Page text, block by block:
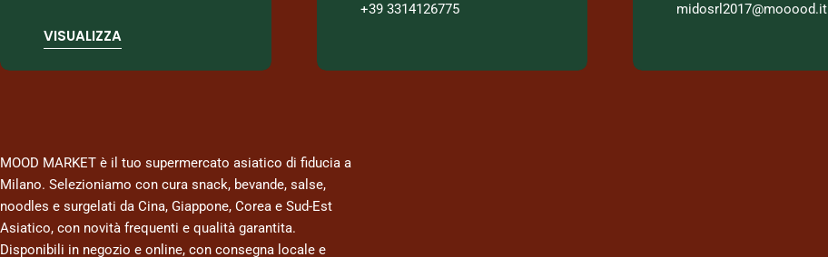
VISUALIZZA
+39 3314126775 midosrl2017@mooood.it
MOOD MARKET è il tuo supermercato asiatico di fiducia a
Milano. Selezioniamo con cura snack, bevande, salse,
noodles e surgelati da Cina, Giappone, Corea e Sud-Est
Asiatico, con novità frequenti e qualità garantita.
Disponibili in negozio e online, con consegna locale e